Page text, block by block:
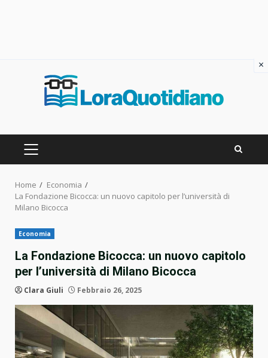
PRIMARY
Home
Economia
La Fondazione Bicocca: un nuovo capitolo per l’università di
Milano Bicocca
Economia
La Fondazione Bicocca: un nuovo capitolo
per l’università di Milano Bicocca
Clara Giuli Febbraio 26, 2025
×